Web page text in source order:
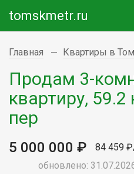
tomskmetr.ru
Главная Квартиры в
Продам 3-
квартиру,
пер
5 000 000 ₽
84 459
обновлено: